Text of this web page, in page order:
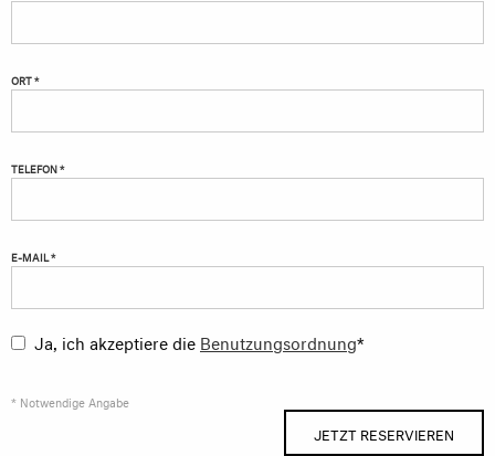
ORT *
TELEFON *
E-MAIL *
Ja, ich akzeptiere die Benutzungsordnung*
* Notwendige Angabe
JETZT RESERVIEREN